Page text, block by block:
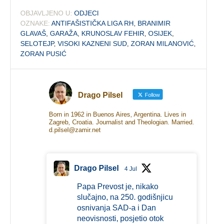
OBJAVLJENO U: ODJECI
OZNAKE: ANTIFAŠISTIČKA LIGA RH
BRANIMIR
GLAVAŠ ,GARAŽA KRUNOSLAV FEHIR ,OSIJEK
SELOTEJP,VISOKI KAZNENI SUD ,ZORAN MILANOVIĆ
ZORAN PUSIĆ
Drago Pilsel Follow
Born in 1962 in Buenos Aires, Argentina. Lives in
Zagreb, Croatia. Journalist and Theologian. Married.
d.pilsel@zamir.net
Drago Pilsel 4 Jul
Papa Prevost je, nikako
slučajno, na 250. godišnjicu
osnivanja SAD-a i Dan
neovisnosti, posjetio otok